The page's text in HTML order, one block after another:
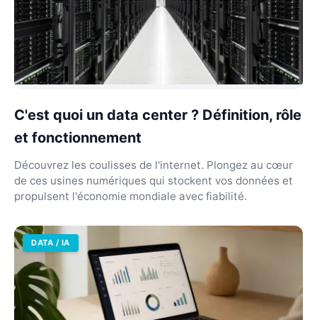
C'est quoi un data center ? Définition, rôle
et fonctionnement
Découvrez les coulisses de l'internet. Plongez au cœur
de ces usines numériques qui stockent vos données et
propulsent l'économie mondiale avec fiabilité.
DATA / IA